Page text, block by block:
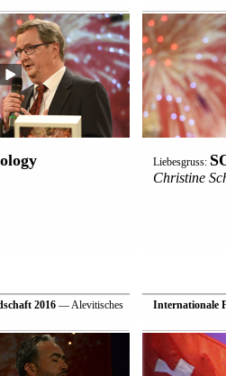
Liebesgruss:
Christine
2016— Alevitisches
Internationale